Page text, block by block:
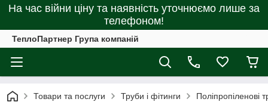
На час війни ціну та наявність уточнюємо лише за
телефоном!
ТеплоПартнер Група компаній
Товари та послуги Труби і фітинги Поліпропіленові